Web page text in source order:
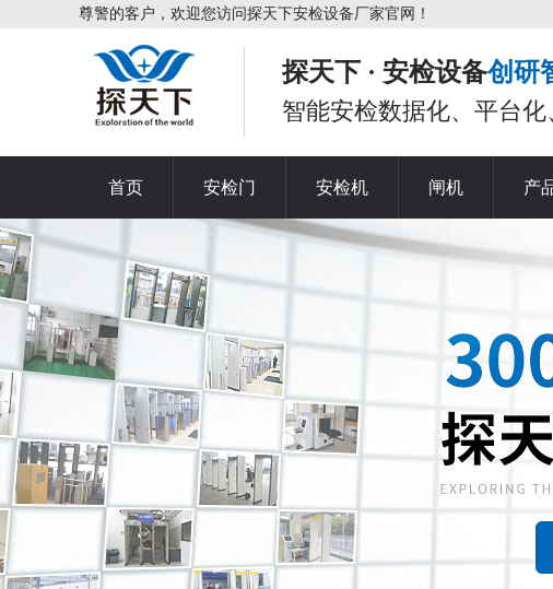
尊警的客户，欢迎您访问探天下安检设备厂家官网！
探天下 · 安检设备创研
智能安检数据化、平台
首页 安检门 安检机 闸机 产